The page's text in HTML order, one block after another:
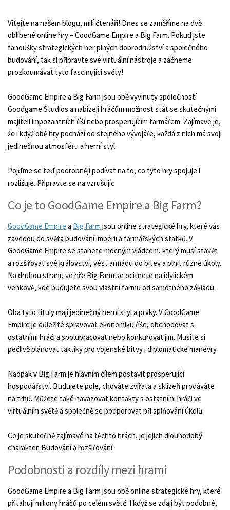
Vítejte na našem blogu, milí čtenáři! Dnes se zaměříme na dvě
oblíbené online hry – GoodGame Empire a Big Farm. Pokud jste
fanoušky strategických her plných dobrodružství a společného
budování, tak si připravte své virtuální nástroje a začneme
prozkoumávat tyto fascinující světy!
GoodGame Empire a Big Farm jsou obě vyvinuty společností
Goodgame Studios a nabízejí hráčům možnost stát se skutečnými
majiteli impozantních říší nebo prosperujícím farmářem. Zajímavé je,
že i když obě hry pochází od stejného vývojáře, každá z nich má svoji
jedinečnou atmosféru a herní styl.
Pojďme se teď podrobněji podívat na to, co tyto hry spojuje i
rozlišuje. Připravte se na vzrušujíc
Co je to GoodGame Empire a Big Farm?
GoodGame Empire a Big Farm jsou online strategické hry, které vás
zavedou do světa budování impérií a farmářských statků. V
GoodGame Empire se stanete mocným vládcem, který musí stavět
a rozšiřovat své království, vést armádu do bitev a plnit různé úkoly.
Na druhou stranu ve hře Big Farm se ocitnete na idylickém
venkově, kde budujete svou vlastní farmu od samotného základu.
Oba tyto tituly mají jedinečný herní styl a prvky. V GoodGame
Empire je důležité spravovat ekonomiku říše, obchodovat s
ostatními hráči a spolupracovat nebo konkurovat jim. Musíte si
pečlivě plánovat taktiky pro vojenské bitvy i diplomatické manévry.
Naopak v Big Farm je hlavním cílem postavit prosperující
hospodářství. Budujete pole, chováte zvířata a sklizeň prodáváte
na trhu. Můžete také navazovat kontakty s ostatními hráči ve
virtuálním světě a společně se podporovat při splňování úkolů.
Co je skutečně zajímavé na těchto hrách, je jejich dlouhodobý
charakter. Budování a rozšiřování
Podobnosti a rozdíly mezi hrami
GoodGame Empire a Big Farm jsou obě online strategické hry, které
přitahují miliony hráčů po celém světě. I když se zdají být podobné,